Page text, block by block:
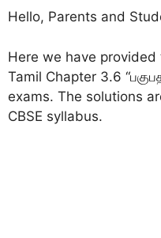
Hello, Parents and
Here we have provided
Tamil Chapter 3.6
exams. The solutions
CBSE syllabus.